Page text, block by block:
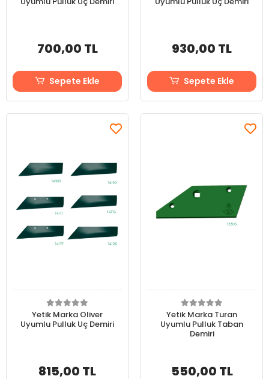
700,00 TL
Sepete Ekle
930,00 TL
Sepete Ekle
Yetik Marka Oliver
Uyumlu Pulluk Uç Demiri
815,00 TL
Yetik Marka Turan
Uyumlu Pulluk Taban
Demiri
550,00 TL